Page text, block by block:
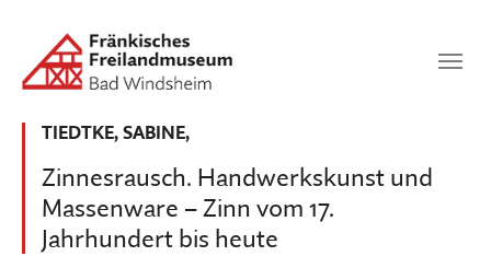
SUCHEN
Zinnesrausch. Handwerkskunst und
Massenware – Zinn vom 17.
Jahrhundert bis heute
TIEDTKE, SABINE,